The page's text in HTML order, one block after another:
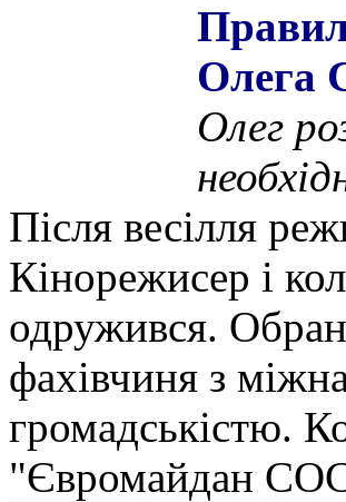
Олега
Олег
Після весілля
Кінорежисер і
одружився.
фахівчиня з
громадськістю.
"Євромайдан